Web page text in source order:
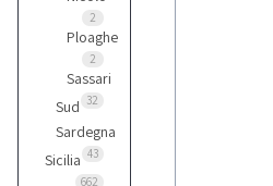
2
Ploaghe
2
Sassari
32
Sud
Sardegna
43
Sicilia
662